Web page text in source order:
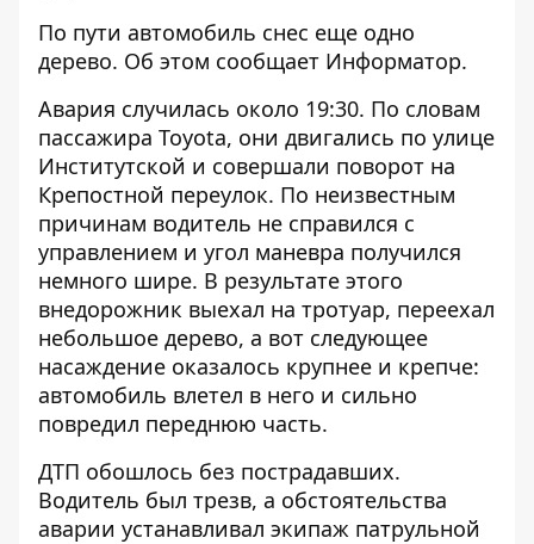
По пути автомобиль снес еще одно
дерево. Об этом сообщает Информатор.
Авария случилась около 19:30. По словам
пассажира Toyota, они двигались по улице
Институтской и совершали поворот на
Крепостной переулок. По неизвестным
причинам водитель не справился с
управлением и угол маневра получился
немного шире. В результате этого
внедорожник выехал на тротуар, переехал
небольшое дерево, а вот следующее
насаждение оказалось крупнее и крепче:
автомобиль влетел в него и сильно
повредил переднюю часть.
ДТП обошлось без пострадавших.
Водитель был трезв, а обстоятельства
аварии устанавливал экипаж патрульной